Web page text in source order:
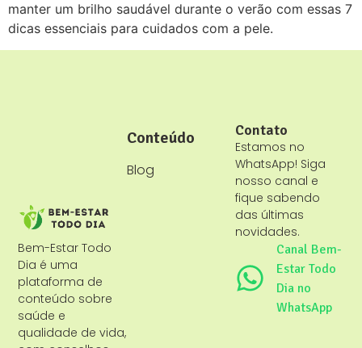
manter um brilho saudável durante o verão com essas 7
dicas essenciais para cuidados com a pele.
Bem-Estar Todo
Dia é uma
plataforma de
conteúdo sobre
saúde e
qualidade de vida,
Conteúdo
Blog
Contato
Estamos no
WhatsApp! Siga
nosso canal e
fique sabendo
das últimas
novidades.
Canal Bem-
Estar Todo
Dia no
WhatsApp